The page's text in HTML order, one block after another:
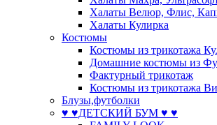
Халаты Велюр, Флис,
Халаты Кулирка
Костюмы
Костюмы из трикотажа
Домашние костюмы из
Фактурный трикотаж
Костюмы из трикотажа
Блузы,футболки
♥ ♥ДЕТСКИЙ БУМ ♥ ♥